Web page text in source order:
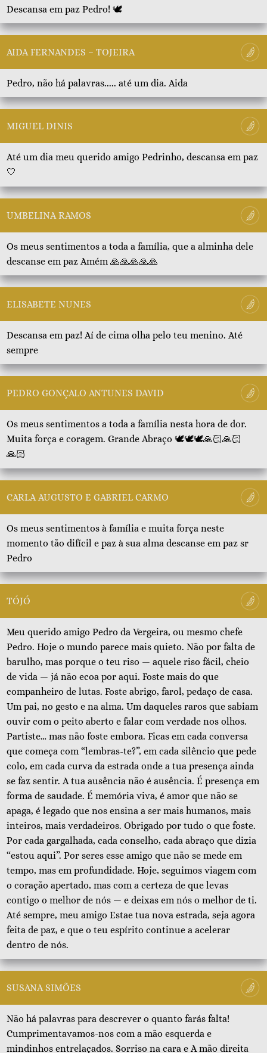
Descansa em paz Pedro! 🕊️
AIDA FERNANDES – TOJEIRA
Pedro, não há palavras..... até um dia. Aida
MIGUEL DINIS
Até um dia meu querido amigo Pedrinho, descansa em paz
🤍
UMBELINA RAMOS
Os meus sentimentos a toda a família, que a alminha dele
descanse em paz Amém 🙏🙏🙏🙏🙏
ELISABETE NUNES
Descansa em paz! Aí de cima olha pelo teu menino. Até
sempre
PEDRO GONÇALO ANTUNES DAVID
Os meus sentimentos a toda a família nesta hora de dor.
Muita força e coragem. Grande Abraço 🕊🕊🕊🙏🏻🙏🏻
🙏🏻
CARLA AUGUSTO E GABRIEL CARMO
Os meus sentimentos à família e muita força neste
momento tão difícil e paz à sua alma descanse em paz sr
Pedro
TÓJÓ
Meu querido amigo Pedro da Vergeira, ou mesmo chefe
Pedro. Hoje o mundo parece mais quieto. Não por falta de
barulho, mas porque o teu riso — aquele riso fácil, cheio
de vida — já não ecoa por aqui. Foste mais do que
companheiro de lutas. Foste abrigo, farol, pedaço de casa.
Um pai, no gesto e na alma. Um daqueles raros que sabiam
ouvir com o peito aberto e falar com verdade nos olhos.
Partiste… mas não foste embora. Ficas em cada conversa
que começa com “lembras-te?”, em cada silêncio que pede
colo, em cada curva da estrada onde a tua presença ainda
se faz sentir. A tua ausência não é ausência. É presença em
forma de saudade. É memória viva, é amor que não se
apaga, é legado que nos ensina a ser mais humanos, mais
inteiros, mais verdadeiros. Obrigado por tudo o que foste.
Por cada gargalhada, cada conselho, cada abraço que dizia
“estou aqui”. Por seres esse amigo que não se mede em
tempo, mas em profundidade. Hoje, seguimos viagem com
o coração apertado, mas com a certeza de que levas
contigo o melhor de nós — e deixas em nós o melhor de ti.
Até sempre, meu amigo Estae tua nova estrada, seja agora
feita de paz, e que o teu espírito continue a acelerar
dentro de nós.
SUSANA SIMÕES
Não há palavras para descrever o quanto farás falta!
Cumprimentavamos-nos com a mão esquerda e
mindinhos entrelaçados. Sorriso na cara e A mão direita